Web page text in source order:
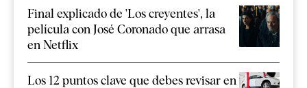
Final explicado de 'Los creyentes', la
película con José Coronado que arrasa
en Netflix
Los 12 puntos clave que debes revisar en